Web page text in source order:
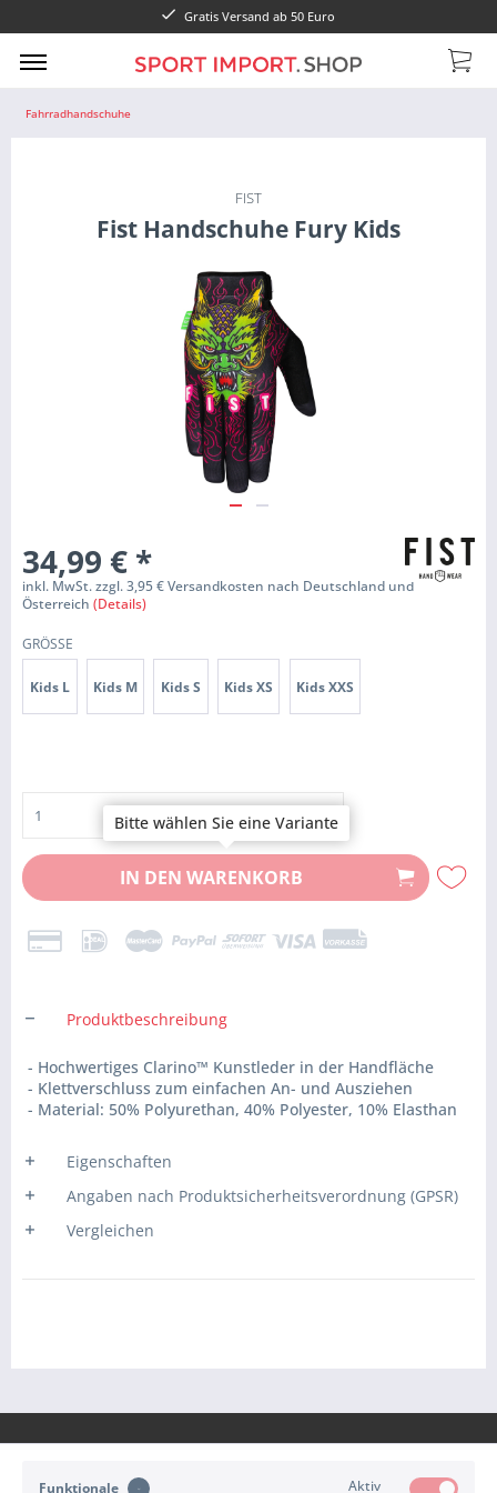
Gratis Versand ab 50 Euro
Fahrradhandschuhe
FIST
Fist Handschuhe Fury Kids
34,99 € *
inkl. MwSt. zzgl. 3,95 € Versandkosten nach Deutschland und
Österreich (Details)
GRÖSSE
Kids L Kids M Kids S Kids XS Kids XXS
IN DEN WARENKORB
Produktbeschreibung
- Hochwertiges Clarino™ Kunstleder in der Handfläche
- Klettverschluss zum einfachen An- und Ausziehen
- Material: 50% Polyurethan, 40% Polyester, 10% Elasthan
Eigenschaften
Angaben nach Produktsicherheitsverordnung (GPSR)
Vergleichen
Funktionale Aktiv
Bitte wählen Sie eine Variante